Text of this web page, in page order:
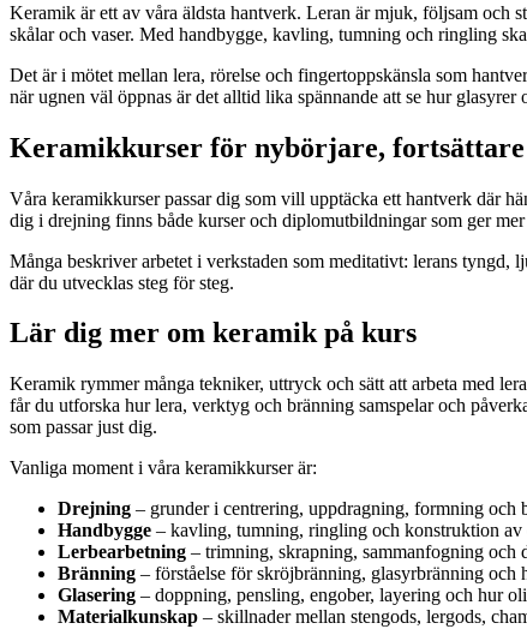
Keramik är ett av våra äldsta hantverk. Leran är mjuk, följsam och
skålar och vaser. Med handbygge, kavling, tumning och ringling
Det är i mötet mellan lera, rörelse och fingertoppskänsla som
när ugnen väl öppnas är det alltid lika spännande att se hur glasyrer
Keramikkurser för nybörjare,
Våra keramikkurser passar dig som vill upptäcka ett hantverk där
dig i drejning finns både kurser och diplomutbildningar som ger
Många beskriver arbetet i verkstaden som meditativt: lerans tyngd,
där du utvecklas steg för steg.
Lär dig mer om keramik på kurs
Keramik rymmer många tekniker, uttryck och sätt att arbeta med
får du utforska hur lera, verktyg och bränning samspelar och
som passar just dig.
Vanliga moment i våra keramikkurser är:
Drejning – grunder i centrering, uppdragning, formning och
Handbygge – kavling, tumning, ringling och konstruktion av
Lerbearbetning – trimning, skrapning, sammanfogning och
Bränning – förståelse för skröjbränning, glasyrbränning och
Glasering – doppning, pensling, engober, layering och hur
Materialkunskap – skillnader mellan stengods, lergods,